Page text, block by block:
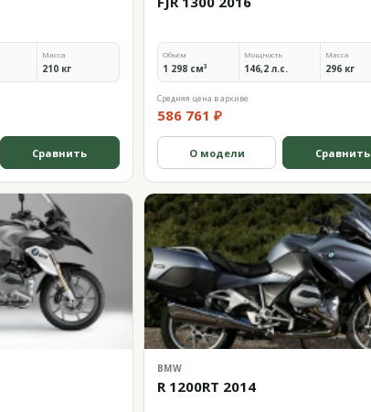
Масса
210 кг
Сравнить
Объём
1 298 см³
Мощность
146,2 л.с.
Масса
296 кг
Средняя цена в архиве
586 761 ₽
О модели Сравнить
BMW
R 1200RT 2014